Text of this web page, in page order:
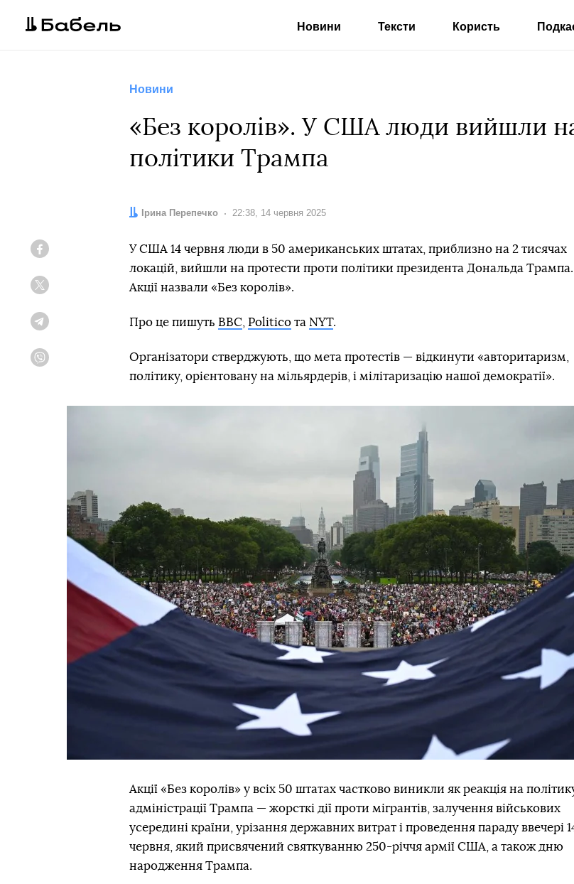
Новини Тексти Користь
Новини
«Без королів». У США люди вийшли
політики Трампа
Автор:
Ірина Перепечко Дата:
22:38, 14 червня 2025
У США 14 червня люди в 50 американських штатах, приблизно на 2 тисячах
локацій, вийшли на протести проти політики президента Дональда Трампа.
Акції назвали «Без королів».
Про це пишуть BBC Politico та NYT.
Організатори стверджують, що мета протестів — відкинути «авторитаризм,
політику, орієнтовану на мільярдерів, і мілітаризацію нашої демократії».
Акції «Без королів» у всіх 50 штатах частково виникли як реакція на
адміністрації Трампа — жорсткі дії проти мігрантів, залучення військових
усередині країни, урізання державних витрат і проведення параду ввечері
червня, який присвячений святкуванню 250-річчя армії США, а також дню
народження Трампа.